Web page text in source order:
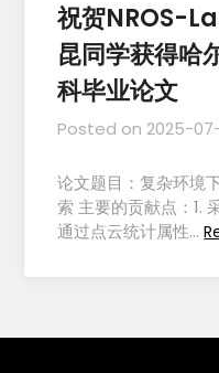
祝贺NROS-
昆同学获得哈
科毕业论文
Posted on 2025-
论文题目：复杂环境
索 主要的贡献点：1.
通过点云统计属性…